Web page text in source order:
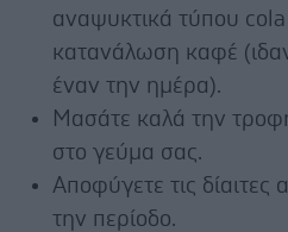
αναψυκτικά τύπου
κατανάλωση καφέ
έναν την ημέρα).
Μασάτε καλά την
στο γεύμα σας.
Αποφύγετε τις
την περίοδο.